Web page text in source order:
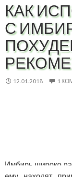
КАК
С
12.01.2018 1
Имбирь широко